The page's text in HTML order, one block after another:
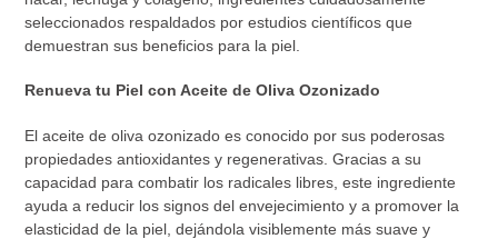
seleccionados respaldados por estudios científicos que
demuestran sus beneficios para la piel.
Renueva tu Piel con Aceite de Oliva Ozonizado
El aceite de oliva ozonizado es conocido por sus poderosas
propiedades antioxidantes y regenerativas. Gracias a su
capacidad para combatir los radicales libres, este ingrediente
ayuda a reducir los signos del envejecimiento y a promover la
elasticidad de la piel, dejándola visiblemente más suave y